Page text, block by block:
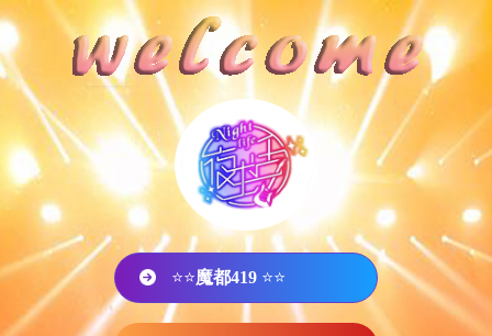
⭐⭐魔都419 ⭐⭐